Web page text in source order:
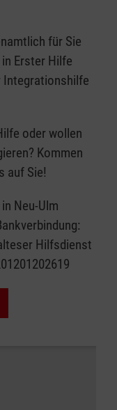
für Sie
Erster Hilfe
Integrationshilfe
oder wollen
Kommen
auf Sie!
Neu-Ulm
Hilfsdienst